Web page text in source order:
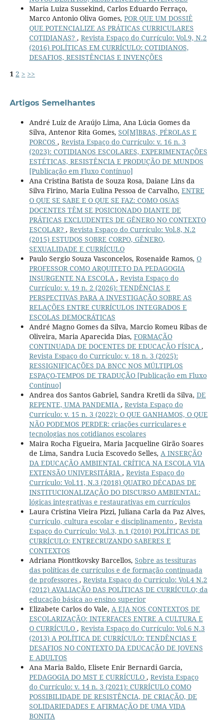
Maria Luiza Sussekind, Carlos Eduardo Ferraço,
Marco Antonio Oliva Gomes, POR QUE UM DOSSIÊ
QUE POTENCIALIZE AS PRÁTICAS CURRICULARES
COTIDIANAS? , Revista Espaço do Currículo: Vol.9, N.2
(2016) POLÍTICAS EM CURRÍCULO: COTIDIANOS,
DESAFIOS, RESISTÊNCIAS E INVENÇÕES
1 2 > >>
Artigos Semelhantes
André Luiz de Araújo Lima, Ana Lúcia Gomes da
Silva, Antenor Rita Gomes, SO[M]BRAS, PÉROLAS E
PORCOS , Revista Espaço do Currículo: v. 16 n. 3
(2023): COTIDIANOS ESCOLARES, EXPERIMENTAÇÕES
ESTÉTICAS, RESISTÊNCIA E PRODUÇÃO DE MUNDOS
[Publicação em Fluxo Contínuo]
Ana Cristina Batista de Souza Rosa, Daiane Lins da
Silva Firino, Maria Eulina Pessoa de Carvalho, ENTRE
O QUE SE SABE E O QUE SE FAZ: COMO OS/AS
DOCENTES TÊM SE POSICIONADO DIANTE DE
PRÁTICAS EXCLUDENTES DE GÊNERO NO CONTEXTO
ESCOLAR? , Revista Espaço do Currículo: Vol.8, N.2
(2015) ESTUDOS SOBRE CORPO, GÊNERO,
SEXUALIDADE E CURRÍCULO
Paulo Sergio Souza Vasconcelos, Rosenaide Ramos, O
PROFESSOR COMO ARQUITETO DA PEDAGOGIA
INSURGENTE NA ESCOLA , Revista Espaço do
Currículo: v. 19 n. 2 (2026): TENDÊNCIAS E
PERSPECTIVAS PARA A INVESTIGAÇÃO SOBRE AS
RELAÇÕES ENTRE CURRÍCULOS INTEGRADOS E
ESCOLAS DEMOCRÁTICAS
André Magno Gomes da Silva, Marcio Romeu Ribas de
Oliveira, Maria Aparecida Dias, FORMAÇÃO
CONTINUADA DE DOCENTES DE EDUCAÇÃO FÍSICA ,
Revista Espaço do Currículo: v. 18 n. 3 (2025):
RESSIGNIFICAÇÕES DA BNCC NOS MÚLTIPLOS
ESPAÇO-TEMPOS DE TRADUÇÃO [Publicação em Fluxo
Contínuo]
Andrea dos Santos Gabriel, Sandra Kretli da Silva, DE
REPENTE, UMA PANDEMIA , Revista Espaço do
Currículo: v. 15 n. 3 (2022): O QUE GANHAMOS, O QUE
NÃO PODEMOS PERDER: criações curriculares e
tecnologias nos cotidianos escolares
Maira Rocha Figueira, Maria Jacqueline Girão Soares
de Lima, Sandra Lucia Escovedo Selles, A INSERÇÃO
DA EDUCAÇÃO AMBIENTAL CRÍTICA NA ESCOLA VIA
EXTENSÃO UNIVERSITÁRIA , Revista Espaço do
Currículo: Vol.11, N.3 (2018) QUATRO DÉCADAS DE
INSTITUCIONALIZAÇÃO DO DISCURSO AMBIENTAL:
lógicas integrativas e restaurativas em currículos
Laura Cristina Vieira Pizzi, Juliana Carla da Paz Alves,
Currículo, cultura escolar e disciplinamento , Revista
Espaço do Currículo: Vol.3, n.1 (2010) POLÍTICAS DE
CURRÍCULO: ENTRECRUZANDO SABERES E
CONTEXTOS
Adriana Pionttkovsky Barcellos, Sobre as tessituras
das políticas de currículos e de formação continuada
de professores , Revista Espaço do Currículo: Vol.4 N.2
(2012) AVALIAÇÃO DAS POLÍTICAS DE CURRÍCULO; da
educação básica ao ensino superior
Elizabete Carlos do Vale, A EJA NOS CONTEXTOS DE
ESCOLARIZAÇÃO: INTERFACES ENTRE A CULTURA E
O CURRÍCULO , Revista Espaço do Currículo: Vol.6 N.3
(2013) A POLÍTICA DE CURRÍCULO: TENDÊNCIAS E
DESAFIOS NO CONTEXTO DA EDUCAÇÃO DE JOVENS
E ADULTOS
Ana Maria Baldo, Elisete Enir Bernardi Garcia,
PEDAGOGIA DO MST E CURRÍCULO , Revista Espaço
do Currículo: v. 14 n. 3 (2021): CURRÍCULO COMO
POSSIBILIDADE DE RESISTÊNCIA, DE CRIAÇÃO, DE
SOLIDARIEDADES E AFIRMAÇÃO DE UMA VIDA
BONITA